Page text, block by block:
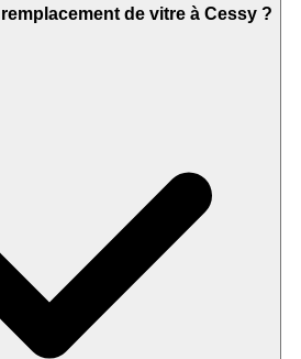
de vitre à Cessy ?